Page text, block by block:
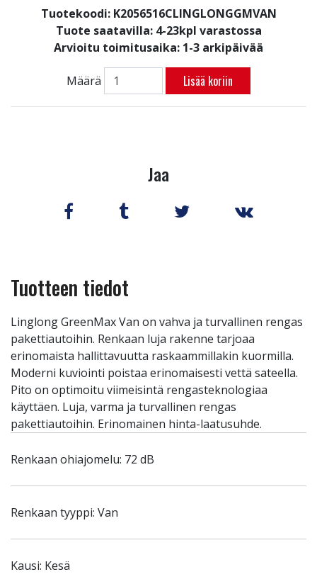
Tuotekoodi: K2056516CLINGLONGGMVAN
Tuote saatavilla: 4-23kpl varastossa
Arvioitu toimitusaika: 1-3 arkipäivää
Määrä Lisää koriin
Jaa
Tuotteen tiedot
Linglong GreenMax Van on vahva ja turvallinen rengas
pakettiautoihin. Renkaan luja rakenne tarjoaa
erinomaista hallittavuutta raskaammillakin kuormilla.
Moderni kuviointi poistaa erinomaisesti vettä sateella.
Pito on optimoitu viimeisintä rengasteknologiaa
käyttäen. Luja, varma ja turvallinen rengas
pakettiautoihin. Erinomainen hinta-laatusuhde.
Renkaan ohiajomelu: 72 dB
Renkaan tyyppi: Van
Kausi: Kesä